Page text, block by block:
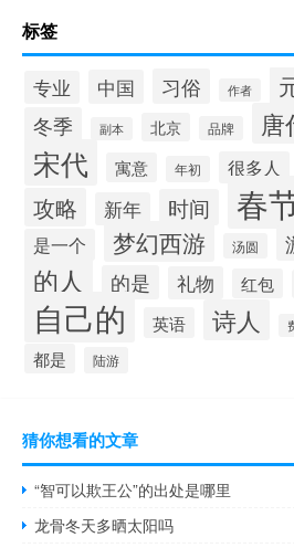
标签
专业 中国 习俗 作者
冬季 副本 北京 品牌 唐
宋代 寓意 年初 很多人
攻略 新年 时间 春
是一个 梦幻西游 汤圆
的人 的是 礼物 红包
自己的 英语 诗人
都是 陆游
猜你想看的文章
“智可以欺王公”的出处是哪里
龙骨冬天多晒太阳吗